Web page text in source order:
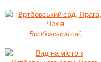
Вртбовський сад